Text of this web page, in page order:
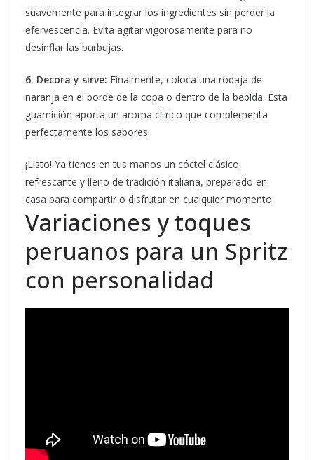
suavemente para integrar los ingredientes sin perder la
efervescencia. Evita agitar vigorosamente para no
desinflar las burbujas.
6. Decora y sirve: Finalmente, coloca una rodaja de
naranja en el borde de la copa o dentro de la bebida. Esta
guarnición aporta un aroma cítrico que complementa
perfectamente los sabores.
¡Listo! Ya tienes en tus manos un cóctel clásico,
refrescante y lleno de tradición italiana, preparado en
casa para compartir o disfrutar en cualquier momento.
Variaciones y toques
peruanos para un Spritz
con personalidad